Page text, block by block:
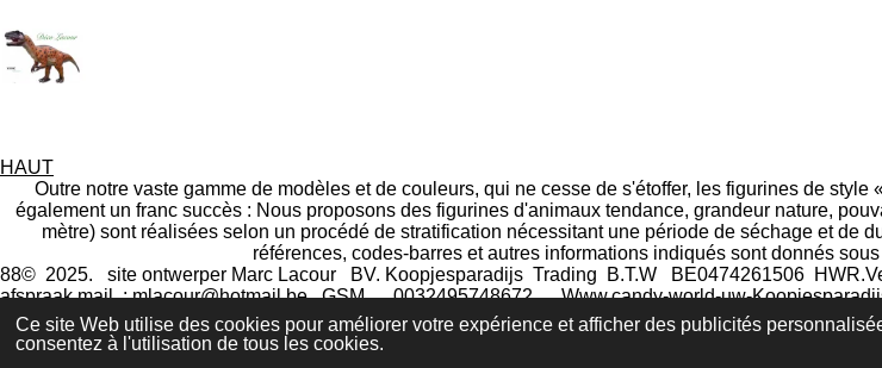
Ce site Web utilise des cookies pour améliorer votre expérience et afficher des publicités
consentez à l'utilisation de tous les cookies.
HAUT
Outre notre vaste gamme de modèles et de couleurs, qui ne cesse de s'étoffer, les figurines de
également un franc succès : Nous proposons des figurines d'animaux tendance, grandeur nature,
mètre) sont réalisées selon un procédé de stratification nécessitant une période de séchage et de
références, codes-barres et autres informations indiqués sont donnés
88© 2025. site ontwerper Marc Lacour BV. Koopjesparadijs Trading
B.T.W BE0474261506
afspraak mail : mlacour@hotmail.be GSM.0032495748672. Www.candy-world-uw-
grandes figurines d'animaux en Europe
français